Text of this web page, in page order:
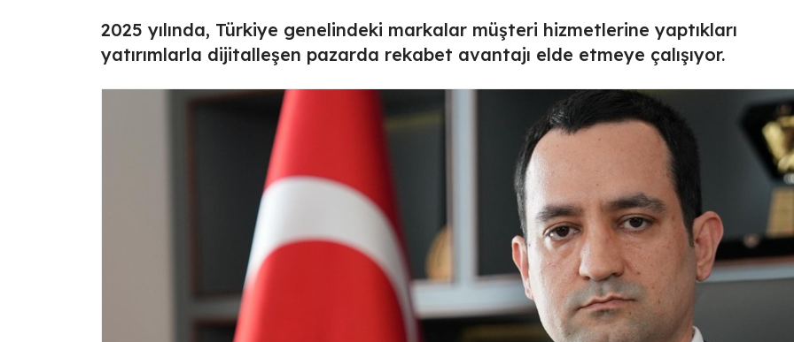
2025 yılında, Türkiye genelindeki markalar müşteri hizmetlerine yaptıkları
yatırımlarla dijitalleşen pazarda rekabet avantajı elde etmeye çalışıyor.